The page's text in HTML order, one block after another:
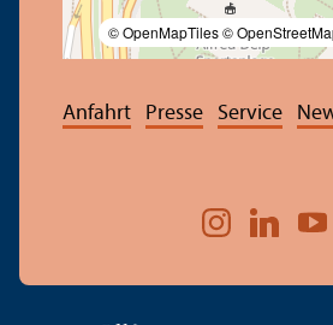
© OpenMapTiles©
Anfahrt Presse Service